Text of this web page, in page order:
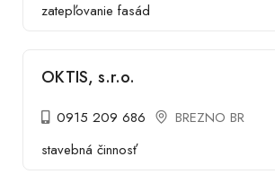
zatepľovanie fasád
OKTIS, s.r.o.
0915 209 686
BREZNO BR
stavebná činnosť